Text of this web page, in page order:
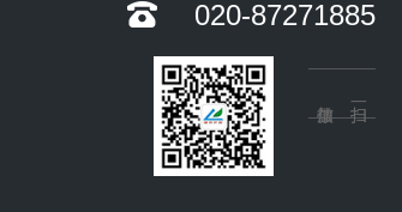
020-87271885